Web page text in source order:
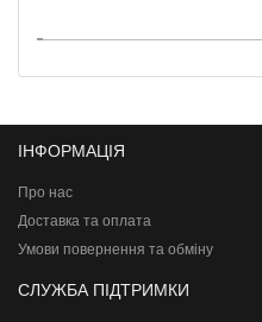
ІНФОРМАЦІЯ
Про нас
Доставка та оплата
Умови повернення та обміну
СЛУЖБА ПІДТРИМКИ